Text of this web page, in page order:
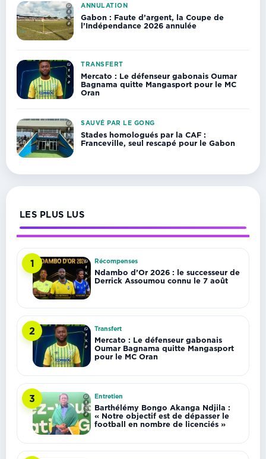
ANNULATION
Gabon : Faute d’argent, la Coupe de
l’Indépendance 2026 annulée
TRANSFERT
Mercato : Le défenseur gabonais Oumar
Bagnama quitte Mangasport pour le MC
Oran
SAUVÉ PAR LE GONG
Stades homologués par la CAF :
Franceville, seul rescapé pour le Gabon
LES PLUS LUS
1 Récompenses
Ndambo d’Or 2026 : le successeur de
Derrick Assoumou connu le 7 août
2 Transfert
Mercato : Le défenseur gabonais
Oumar Bagnama quitte Mangasport
pour le MC Oran
3 Entretien
Barthélémy Bongo Akanga Ndjila :
« Notre objectif est de dépasser le
football en nombre de licenciés »